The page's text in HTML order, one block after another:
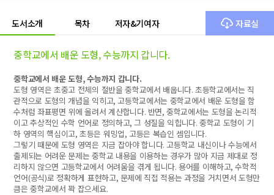
도서소개 목차 저자&기여자 자료실
중학교에서 배운 도형, 수능까지 갑니다.
중학교에서 배운 도형,수능까지 갑니다.
도형 영역은 초중고 전체의 절반을 중학교에서 배웁니다. 초등학교에서는 직
관적으로 도형의 개념을 익히고, 고등학교에서는 중학교에서 배운 도형을 함
수처럼 좌표평면 위에 올려서 계산합니다. 반면, 중학교에서는 도형을 논리적
이고 추상적인 수학 언어로 정의하고,그 성질을 익힙니다. 중학교 도형이 기
하 영역의 핵심이고,초등은 워밍업, 고등은 복습인 셈입니다.
그렇기 때문에 도형 영역은 지금 잡아야 합니다. 고등학교 내신이나 수능에서
출제되는 어려운 문제는 중학교 내용을 이용하는 경우가 많아 지금 제대로 정
리하지 않으면 고등학교에서 어려움을 겪게 됩니다. 용어를 이해하고,수학적
언어(공식)로 정확하게 표현하고, 문제에 직접 적용는 과정을 거치면서 도형만
큼은 중학교에서 꽉 잡으세요.